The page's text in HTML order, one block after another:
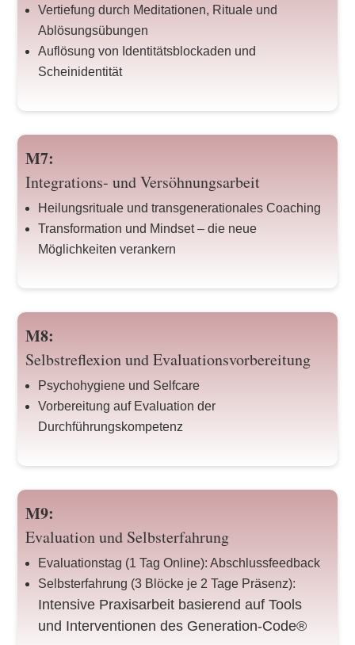
Vertiefung durch Meditationen, Rituale und
Ablösungsübungen
Auflösung von Identitätsblockaden und
Scheinidentität
M7:
Integrations- und Versöhnungsarbeit
Heilungsrituale und transgenerationales Coaching
Transformation und Mindset – die neue
Möglichkeiten verankern
M8:
Selbstreflexion und Evaluationsvorbereitung
Psychohygiene und Selfcare
Vorbereitung auf Evaluation der
Durchführungskompetenz
M9:
Evaluation und Selbsterfahrung
Evaluationstag (1 Tag Online): Abschlussfeedback
Selbsterfahrung (3 Blöcke je 2 Tage Präsenz):
Intensive Praxisarbeit basierend auf Tools
und Interventionen des Generation-Code®